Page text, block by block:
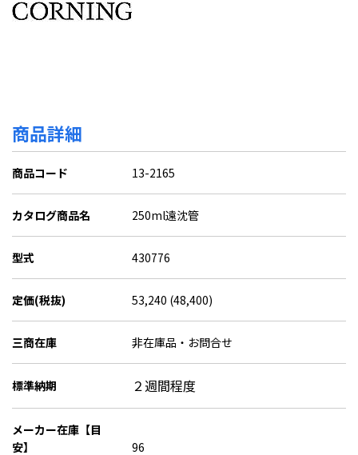
商品詳細
商品コード 13-2165
カタログ商品名 250ml遠沈管
型式 430776
定価(税抜) 53,240 (48,400)
三商在庫 非在庫品・お問合せ
標準納期 ２週間程度
メーカー在庫【目
安】
96